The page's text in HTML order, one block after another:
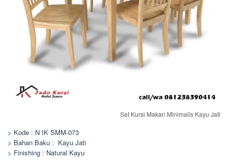
Set Kursi Makan Minimalis Kayu Jati
> Kode : N IK SMM-073
> Bahan Baku : Kayu Jati
> Finishing : Natural Kayu